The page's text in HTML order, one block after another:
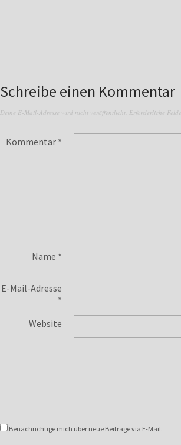
Schreibe einen Kommentar
Deine E-Mail-Adresse wird nicht veröffentlicht. Erforderliche
Kommentar *
Name *
E-Mail-Adresse
*
Website
Benachrichtige mich über neue Beiträge via E-Mail.